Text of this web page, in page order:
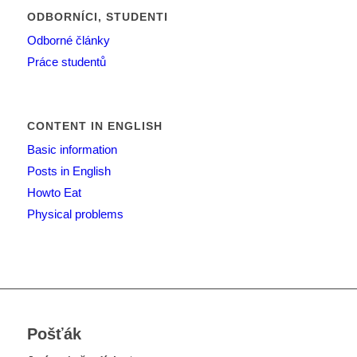
ODBORNÍCI, STUDENTI
Odborné články
Práce studentů
CONTENT IN ENGLISH
Basic information
Posts in English
Howto Eat
Physical problems
Pošťák